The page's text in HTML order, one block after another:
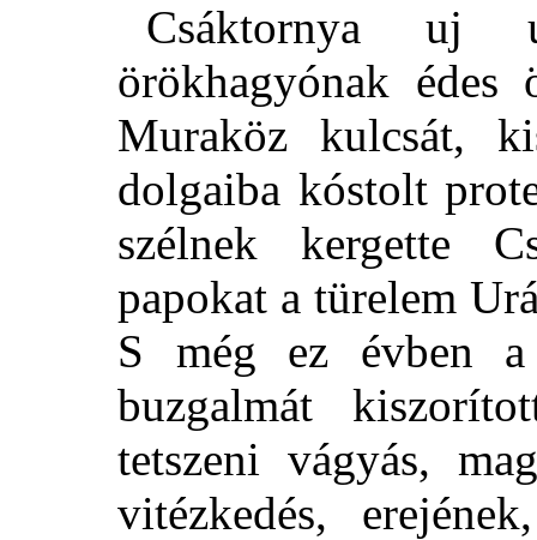
Csáktornya uj
örökhagyónak édes
Muraköz kulcsát,
dolgaiba kóstolt
szélnek kergette
papokat a türelem
S még ez évben a
buzgalmát
tetszeni vágyás,
vitézkedés,